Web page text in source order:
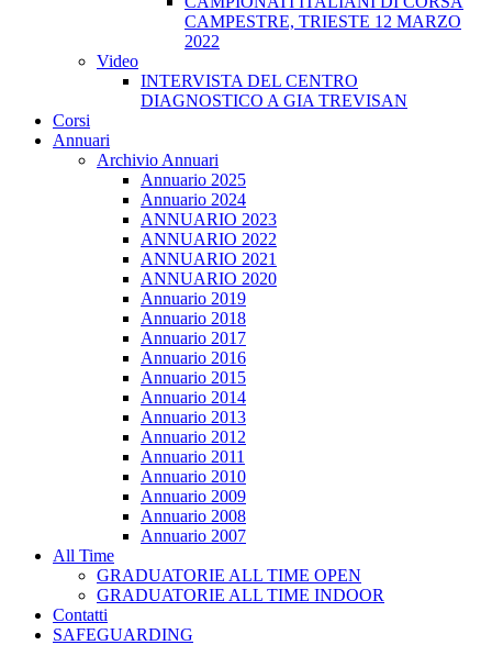
CAMPESTRE, TRIESTE 12 MARZO
2022
Video
INTERVISTA DEL CENTRO
DIAGNOSTICO A GIA TREVISAN
Corsi
Annuari
Archivio Annuari
Annuario 2025
Annuario 2024
ANNUARIO 2023
ANNUARIO 2022
ANNUARIO 2021
ANNUARIO 2020
Annuario 2019
Annuario 2018
Annuario 2017
Annuario 2016
Annuario 2015
Annuario 2014
Annuario 2013
Annuario 2012
Annuario 2011
Annuario 2010
Annuario 2009
Annuario 2008
Annuario 2007
All Time
GRADUATORIE ALL TIME OPEN
GRADUATORIE ALL TIME INDOOR
Contatti
SAFEGUARDING